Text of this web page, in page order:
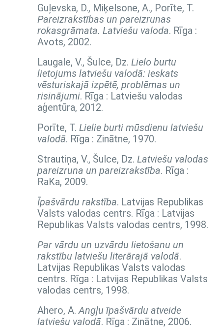
Guļevska, D., Miķelsone, A., Porīte, T.
Pareizrakstības un pareizrunas
rokasgrāmata. Latviešu valoda. Rīga :
Avots, 2002.
Laugale, V., Šulce, Dz. Lielo burtu
lietojums latviešu valodā: ieskats
vēsturiskajā izpētē, problēmas un
risinājumi. Rīga : Latviešu valodas
aģentūra, 2012.
Porīte, T. Lielie burti mūsdienu latviešu
valodā. Rīga : Zinātne, 1970.
Strautiņa, V., Šulce, Dz. Latviešu valodas
pareizruna un pareizrakstība. Rīga :
RaKa, 2009.
Īpašvārdu rakstība. Latvijas Republikas
Valsts valodas centrs. Rīga : Latvijas
Republikas Valsts valodas centrs, 1998.
Par vārdu un uzvārdu lietošanu un
rakstību latviešu literārajā valodā.
Latvijas Republikas Valsts valodas
centrs. Rīga : Latvijas Republikas Valsts
valodas centrs, 1998.
Ahero, A.Angļu īpašvārdu atveide
latviešu valodā. Rīga : Zinātne, 2006.